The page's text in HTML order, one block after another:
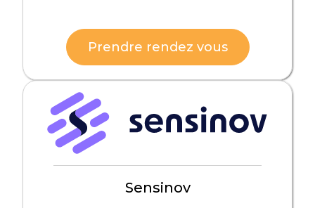
Prendre rendez vous
Sensinov